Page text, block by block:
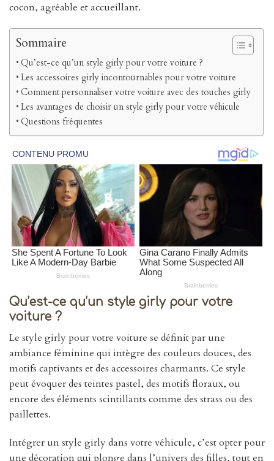
cocon, agréable et accueillant.
Sommaire
Qu’est-ce qu’un style girly pour votre voiture ?
Les accessoires girly incontournables pour votre voiture
Comment personnaliser votre voiture avec des touches girly
Les avantages de choisir un style girly pour votre véhicule
Questions fréquentes
Qu’est-ce qu’un style girly pour votre
voiture ?
Le style girly pour votre voiture se définit par une
ambiance féminine qui intègre des couleurs douces, des
motifs captivants et des accessoires charmants. Ce style
peut évoquer des teintes pastel, des motifs floraux, ou
encore des éléments scintillants comme des strass ou des
paillettes.
Intégrer un style girly dans votre véhicule, c’est opter pour
une décoration qui plonge dans l’univers des filles, tout en